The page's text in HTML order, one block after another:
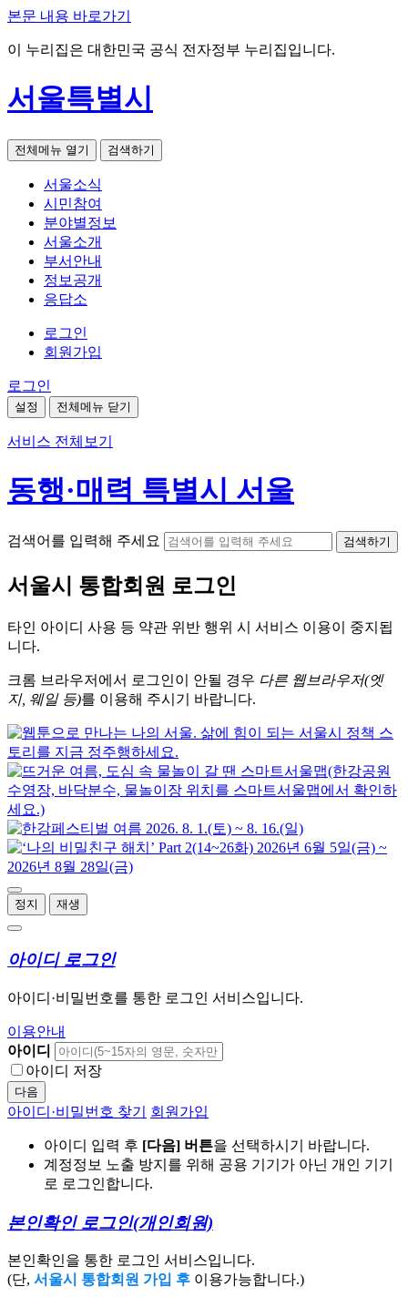
본문 내용 바로가기
이 누리집은 대한민국 공식 전자정부 누리집입니다.
서울특별시
전체메뉴 열기 검색하기
서울소식
시민참여
분야별정보
서울소개
부서안내
정보공개
응답소
로그인
회원가입
로그인
설정 전체메뉴 닫기
서비스 전체보기
동행·매력 특별시 서울
검색어를 입력해 주세요 검색하기
서울시 통합회원 로그인
타인 아이디 사용 등 약관 위반 행위 시 서비스 이용이 중지됩
니다.
크롬 브라우저에서 로그인이 안될 경우 다른 웹브라우저(엣
지, 웨일 등)를 이용해 주시기 바랍니다.
정지 재생
아이디 로그인
아이디·비밀번호를 통한 로그인 서비스입니다.
이용안내
아이디
아이디 저장
다음
아이디·비밀번호 찾기 회원가입
아이디 입력 후 [다음] 버튼을 선택하시기 바랍니다.
계정정보 노출 방지를 위해 공용 기기가 아닌 개인 기기
로 로그인합니다.
본인확인 로그인(개인회원)
본인확인을 통한 로그인 서비스입니다.
(단, 서울시 통합회원 가입 후 이용가능합니다.)